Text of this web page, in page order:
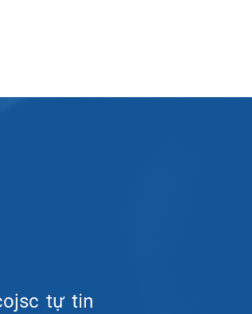
tự tin